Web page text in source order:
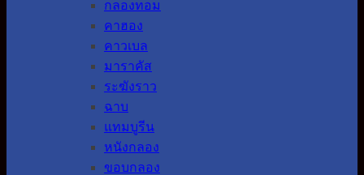
กลองทอม
คาฮอง
คาวเบล
มาราคัส
ระฆังราว
ฉาบ
แทมบูรีน
หนังกลอง
ขอบกลอง